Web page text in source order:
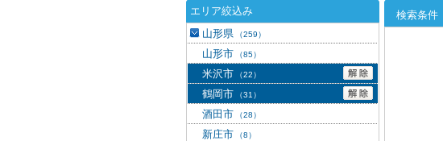
検索条件
エリア絞込み
山形県
（259）
山形市 （85）
米沢市 （22）
鶴岡市 （31）
酒田市 （28）
新庄市 （8）